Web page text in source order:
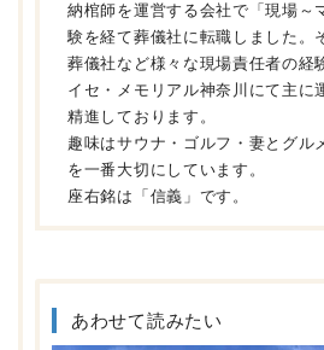
納棺師を運営する会社で「現場～
験を経て葬儀社に転職しました。
葬儀社など様々な現場責任者の経
イセ・メモリアル神奈川にて主に
精進しております。
趣味はサウナ・ゴルフ・妻とグル
を一番大切にしています。
座右銘は「信義」です。
あわせて読みたい